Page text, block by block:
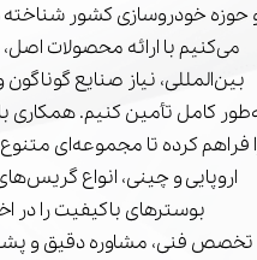
حوزه خودروسازی کشور
می‌کنیم با ارائه محصولات
بین‌المللی، نیاز صنایع
کامل تأمین کنیم. همکاری
فراهم کرده تا مجموعه‌ای متنوع
اروپایی و چینی، انواع
بوسترهای باکیفیت را در
تخصص فنی، مشاوره دقیق و